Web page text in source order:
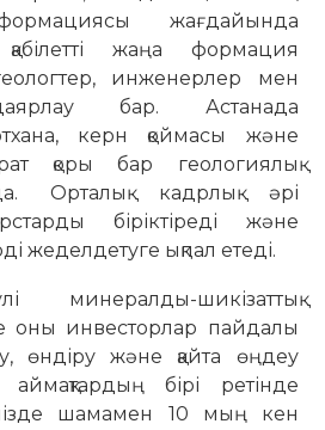
жағдайында
жаңа формация
инженерлер мен
бар. Астанада
керн қоймасы және
қоры бар геологиялық
Орталық кадрлық әрі
біріктіреді және
жеделдетуге ықпал етеді.
минералды-шикізаттық
оны инвесторлар пайдалы
өндіру және қайта өңдеу
бірі ретінде
шамамен 10 мың кен